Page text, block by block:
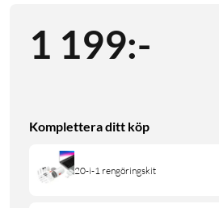
1 199:-
Komplettera ditt köp
20-i-1 rengöringskit